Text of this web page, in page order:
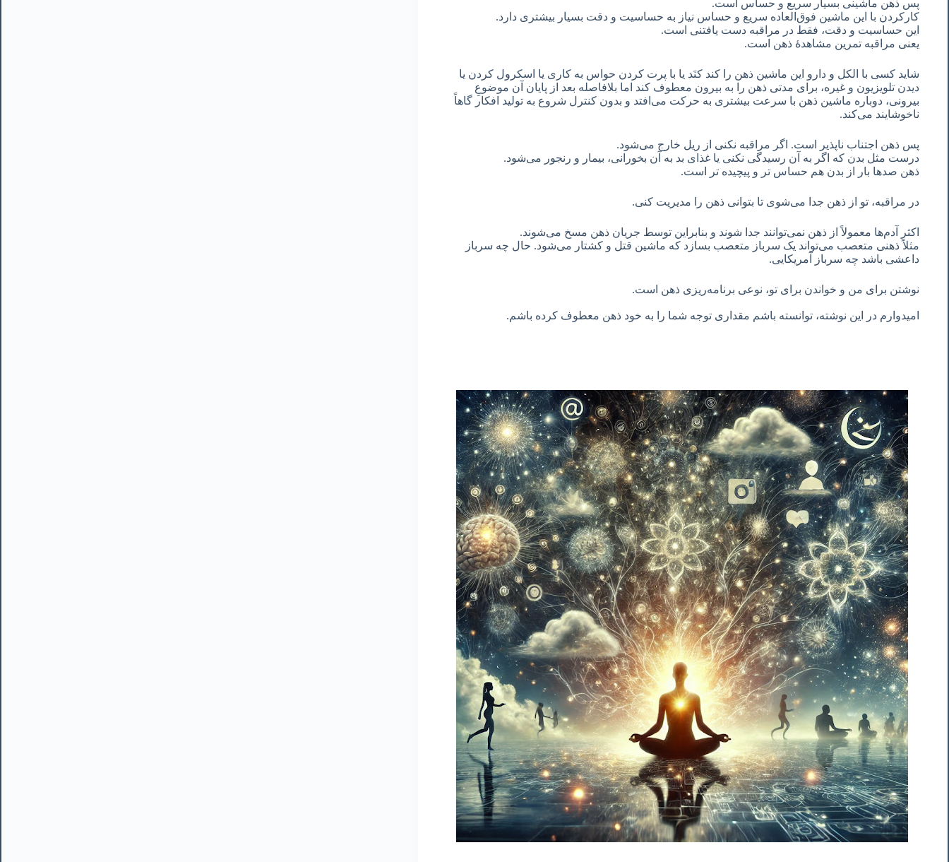
پس ذهن ماشینی بسیار سریع و حساس است.
کارکردن با این ماشین فوق‌العاده سریع و حساس نیاز به حساسیت و دقت بسیار بیشتری دارد.
این حساسیت و دقت، فقط در مراقبه دست یافتنی است.
یعنی مراقبه تمرین مشاهدۀ ذهن است.
شاید کسی با الکل و دارو این ماشین ذهن را کند کنَد یا با پرت کردن حواس به کاری یا اسکرول کردن یا
دیدن تلویزیون و غیره، برای مدتی ذهن را به بیرون معطوف کند اما بلافاصله بعد از پایان آن موضوعِ
بیرونی، دوباره ماشین ذهن با سرعت بیشتری به حرکت می‌افتد و بدون کنترل شروع به تولید افکار گاهاً
ناخوشایند می‌کند.
پس ذهن اجتناب ناپذیر است. اگر مراقبه نکنی از ریل خارج می‌شود.
درست مثل بدن که اگر به آن رسیدگی نکنی یا غذای بد به آن بخورانی، بیمار و رنجور می‌شود.
ذهن صدها بار از بدن هم حساس تر و پیچیده تر است.
در مراقبه، تو از ذهن جدا می‌شوی تا بتوانی ذهن را مدیریت کنی.
اکثر آدم‌ها معمولاً از ذهن نمی‌توانند جدا شوند و بنابراین توسط جریان ذهن مسخ می‌شوند.
مثلاً ذهنی متعصب می‌تواند یک سرباز متعصب بسازد که ماشین قتل و کشتار می‌شود. حال چه سرباز
داعشی باشد چه سرباز آمریکایی.
نوشتن برای من و خواندن برای تو، نوعی برنامه‌ریزی ذهن است.
امیدوارم در این نوشته، توانسته باشم مقداری توجه شما را به خود ذهن معطوف کرده باشم.